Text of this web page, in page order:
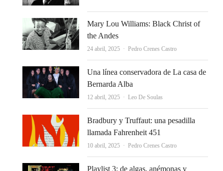
Mary Lou Williams: Black Christ of
the Andes
24 abril, 2025 Autor
Pedro Crenes Castro
Una línea conservadora de La casa de
Bernarda Alba
12 abril, 2025 Autor
Leo De Soulas
Bradbury y Truffaut: una pesadilla
llamada Fahrenheit 451
10 abril, 2025 Autor
Pedro Crenes Castro
Playlist 3: de algas, anémonas y